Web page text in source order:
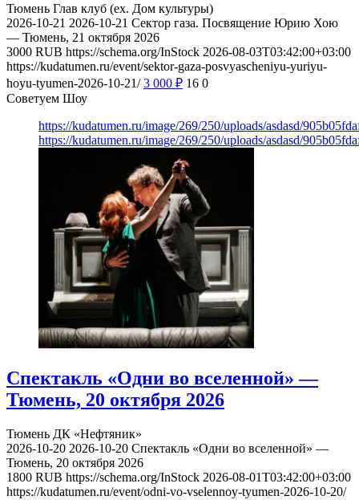
Тюмень Глав клуб (ex. Дом культуры)
2026-10-21 2026-10-21 Сектор газа. Посвящение Юрию Хою
— Тюмень, 21 октября 2026
3000 RUB https://schema.org/InStock 2026-08-03T03:42:00+03:00
https://kudatumen.ru/event/sektor-gaza-posvyascheniyu-yuriyu-
hoyu-tyumen-2026-10-21/ 3 000 ₽ 16 0
Советуем Шоу
https://kudatumen.ru/image/269/250/uploads/asdasd/
https://kudatumen.ru/image/269/250/uploads/asdasd/
Спектакль «Одни во вселенной» —
Тюмень, 20 октября 2026
Тюмень ДК «Нефтяник»
2026-10-20 2026-10-20 Спектакль «Одни во вселенной» —
Тюмень, 20 октября 2026
1800 RUB https://schema.org/InStock 2026-08-01T03:42:00+03:00
https://kudatumen.ru/event/odni-vo-vselennoy-tyumen-2026-10-20/